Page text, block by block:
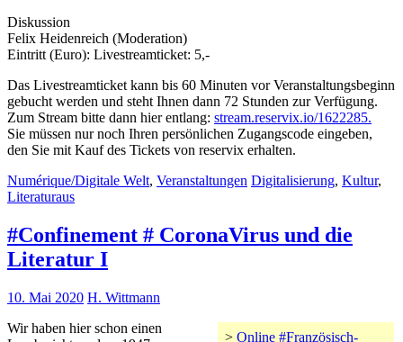
Diskussion
Felix Heidenreich (Moderation)
Eintritt (Euro): Livestreamticket: 5,-
Das Livestreamticket kann bis 60 Minuten vor Veranstaltungsbeginn
gebucht werden und steht Ihnen dann 72 Stunden zur Verfügung.
Zum Stream bitte dann hier entlang: stream.reservix.io/1622285.
Sie müssen nur noch Ihren persönlichen Zugangscode eingeben,
den Sie mit Kauf des Tickets von reservix erhalten.
Numérique/Digitale Welt, Veranstaltungen Digitalisierung, Kultur,
Literaturaus
#Confinement # CoronaVirus und die
Literatur I
10. Mai 2020 H. Wittmann
> Online #Französisch-
Wir haben hier schon einen